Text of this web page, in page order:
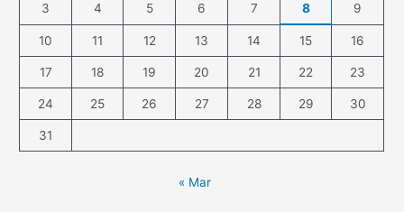
3 4 5 6 7 8 9
10 11 12 13 14 15 16
17 18 19 20 21 22 23
24 25 26 27 28 29 30
31
« Mar